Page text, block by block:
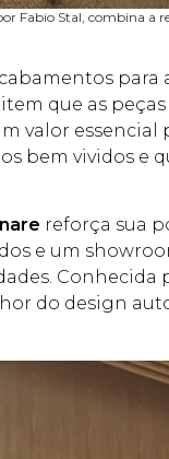
Fabio Stal, combina a
para
que as
valor essencial
bem vividos e
reforça sua
e um
Conhecida
do design